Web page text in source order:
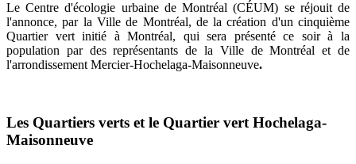
Le Centre d'écologie urbaine de Montréal (CÉUM) se réjouit de
l'annonce, par la Ville de Montréal, de la création d'un cinquième
Quartier vert initié à Montréal, qui sera présenté ce soir à la
population par des représentants de la Ville de Montréal et de
l'arrondissement Mercier-Hochelaga-Maisonneuve.
Les Quartiers verts et le Quartier vert Hochelaga-
Maisonneuve